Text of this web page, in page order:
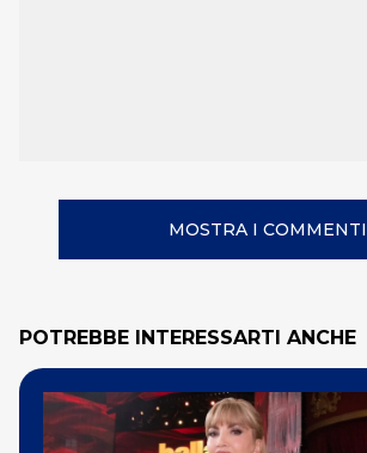
MOSTRA I COMMENTI
POTREBBE INTERESSARTI ANCHE